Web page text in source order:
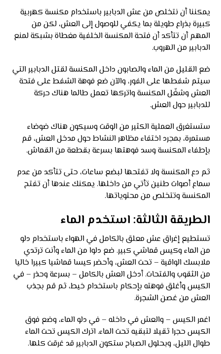
يمكننا أن نتخلص من عش الدبابير باستخدام مكنسة كهربية
كبيرة بذراع طويلة بما يكفي للوصول إلى العش، لكن من
المهم أن تتأكد أن فتحة المكنسة الخلفية مغطاة بشبكة لمنع
الدبابير من الهروب.
ضع القليل من الماء والصابون داخل المكنسة لقتل الدبابير التي
سيتم شفطها على الفور، والآن ضع فوهة الشفط على فتحة
العش وشغّل المكنسة واتركها تعمل طالما هناك حركة
للدبابير حول العش.
ستستغرق العملية الكثير من الوقت وسيكون هناك ضوضاء
مستمرة، بمجرد اختفاء مظاهر النشاط حول مدخل العش، قم
بإطفاء المكنسة وسد فوهتها بسرعة بقطعة من القماش.
ثم دع المكنسة ولا تفتحها لبضع ساعات، حتى تتأكد من عدم
سماع أصوات طنين تأتي من داخلها. يمكنك عندها أن تفتح
المكنسة وتتخلص من محتوياتها.
الطريقة الثالثة: استخدم الماء
تستطيع إغراق عش معلق بالكامل في الهواء باستخدام دلو
من الماء وكيس قماشي كبير. ضع دلوا من الماء وأنت ترتدي
ملابسك الواقية – تحت العش، وأحضر كيسا قماشيا كبيرا خاليا
من الثقوب والفتحات. أدخل العش بالكامل – بسرعة وحذر – في
الكيس وأغلق فوهته بإحكام باستخدام خيط، ثم قم بجذب
العش من غصن الشجرة.
اغمر الكيس – والعش في داخله – في دلو الماء، وضع فوق
الكيس حجرا ثقيلا لتبقيه تحت الماء. اترك الكيس تحت الماء
طوال الليل، وبحلول الصباح ستكون الدبابير قد غرقت كلها.